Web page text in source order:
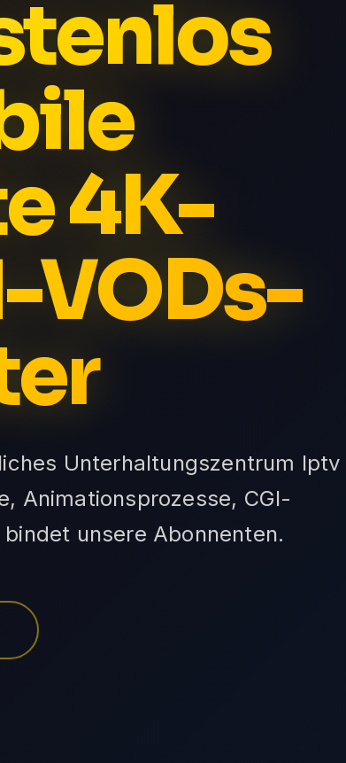
4K-
VODs-
Unterhaltungszentrum Iptv
Animationsprozesse, CGI-
unsere Abonnenten.